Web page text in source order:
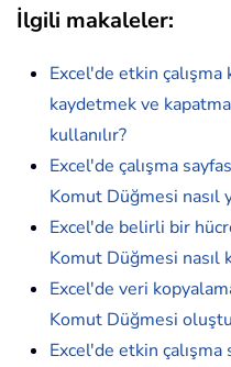
İlgili makaleler:
Excel'de etkin çalışma
kaydetmek ve
kullanılır?
Excel'de çalışma
Komut Düğmesi nasıl
Excel'de belirli bir
Komut Düğmesi nasıl
Excel'de veri
Komut Düğmesi
Excel'de etkin çalışma